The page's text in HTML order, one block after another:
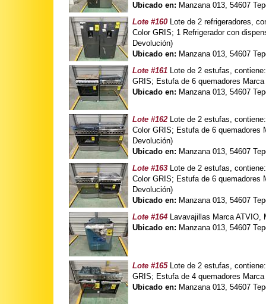
Ubicado en: Manzana 013, 54607
Lote #160 Lote de 2 refrigeradores,
Color GRIS; 1 Refrigerador con
Devolución)
Ubicado en: Manzana 013, 54607
Lote #161 Lote de 2 estufas,
GRIS; Estufa de 6 quemadores
Ubicado en: Manzana 013, 54607
Lote #162 Lote de 2 estufas,
Color GRIS; Estufa de 6 quemadores
Devolución)
Ubicado en: Manzana 013, 54607
Lote #163 Lote de 2 estufas,
Color GRIS; Estufa de 6 quemadores
Devolución)
Ubicado en: Manzana 013, 54607
Lote #164 Lavavajillas Marca ATVIO,
Ubicado en: Manzana 013, 54607
Lote #165Lote de 2 estufas,
GRIS; Estufa de 4 quemadores
Ubicado en: Manzana 013, 54607